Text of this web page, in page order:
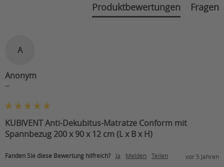
Produktbewertungen Fragen
A
Anonym
""
KUBIVENT Anti-Dekubitus-Matratze Conform mit
Spannbezug 200 x 90 x 12 cm (L x B x H)
Fanden Sie diese Bewertung hilfreich? Ja Melden Teilen vor 5 Jahren